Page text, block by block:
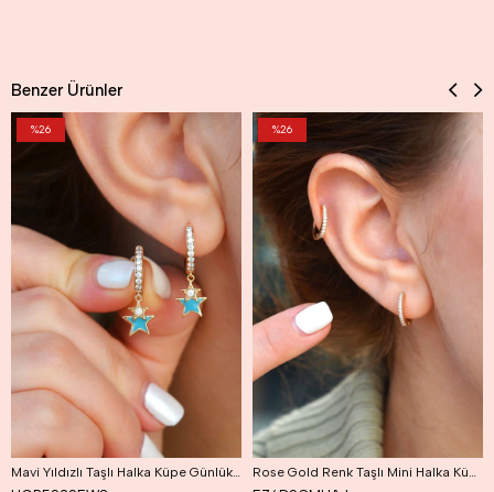
Benzer Ürünler
%26 %26